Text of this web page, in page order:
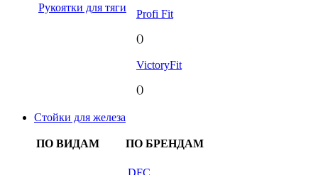
Рукоятки для тяги
Profi Fit
()
VictoryFit
()
Стойки для железа
ПО ВИДАМ ПО БРЕНДАМ
DFC